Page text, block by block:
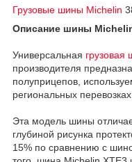
Грузовые шины Michelin
Описание шины
Универсальная грузовая
производителя
полуприцепов,
региональных перевозках.
Эта модель шины
глубиной рисунка
15% по сравнению с